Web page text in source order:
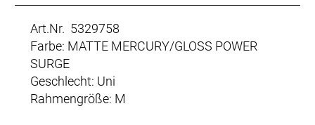
Art.Nr. 5329758
Farbe: MATTE MERCURY/GLOSS POWER
SURGE
Geschlecht: Uni
Rahmengröße: M